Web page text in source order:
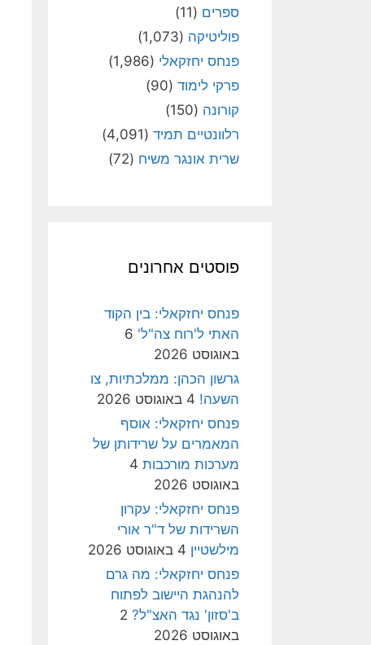
ספרים (11)
פוליטיקה (1,073)
פנחס יחזקאלי (1,986)
פרקי לימוד (90)
קורונה (150)
רלוונטיים תמיד (4,091)
שרית אונגר משיח (72)
פוסטים אחרונים
פנחס יחזקאלי: בין הקוד
האתי ל'רוח צה"ל' 6
באוגוסט 2026
גרשון הכהן: ממלכתיות, צו
השעה! 4 באוגוסט 2026
פנחס יחזקאלי: אוסף
המאמרים על שרידותן של
מערכות מורכבות 4
באוגוסט 2026
פנחס יחזקאלי: עקרון
השרידות של ד"ר אורי
מילשטיין 4 באוגוסט 2026
פנחס יחזקאלי: מה גרם
להנהגת היישוב לפתוח
ב'סזון' נגד האצ"ל? 2
באוגוסט 2026